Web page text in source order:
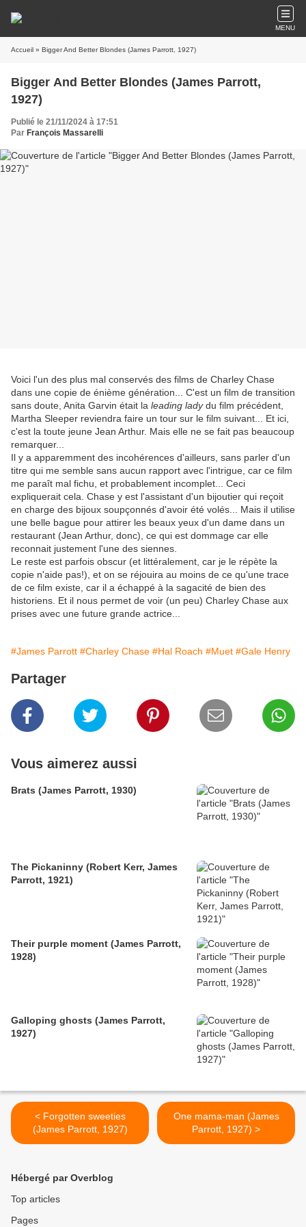
MENU
Accueil » Bigger And Better Blondes (James Parrott, 1927)
Bigger And Better Blondes (James Parrott,
1927)
Publié le 21/11/2024 à 17:51
Par François Massarelli
Voici l'un des plus mal conservés des films de Charley Chase
dans une copie de énième génération... C'est un film de transition
sans doute, Anita Garvin était la leading ladydu film précédent,
Martha Sleeper reviendra faire un tour sur le film suivant... Et ici,
c'est la toute jeune Jean Arthur. Mais elle ne se fait pas beaucoup
remarquer...
Il y a apparemment des incohérences d'ailleurs, sans parler d'un
titre qui me semble sans aucun rapport avec l'intrigue, car ce film
me paraît mal fichu, et probablement incomplet... Ceci
expliquerait cela. Chase y est l'assistant d'un bijoutier qui reçoit
en charge des bijoux soupçonnés d'avoir été volés... Mais il utilise
une belle bague pour attirer les beaux yeux d'un dame dans un
restaurant (Jean Arthur, donc), ce qui est dommage car elle
reconnait justement l'une des siennes.
Le reste est parfois obscur (et littéralement, car je le répète la
copie n'aide pas!), et on se réjouira au moins de ce qu'une trace
de ce film existe, car il a échappé à la sagacité de bien des
historiens. Et il nous permet de voir (un peu) Charley Chase aux
prises avec une future grande actrice...
#James Parrott #Charley Chase #Hal Roach #Muet #Gale Henry
Partager
Vous aimerez aussi
Brats (James Parrott, 1930)
The Pickaninny (Robert Kerr, James
Parrott, 1921)
Their purple moment (James Parrott,
1928)
Galloping ghosts (James Parrott,
1927)
< Forgotten sweeties
(James Parrott, 1927)
One mama-man (James
Parrott, 1927) >
Hébergé par Overblog
Top articles
Pages